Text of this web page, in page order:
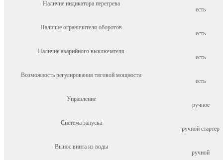
Наличие индикатора перегрева
есть
Наличие ограничителя оборотов
есть
Наличие аварийного выключателя
есть
Возможность регулирования тяговой мощности
есть
Управление
ручное
Система запуска
ручной стартер
Вынос винта из воды
ручной